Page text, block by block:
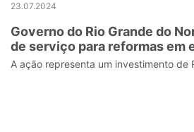
23.07.2024
Governo do Rio Grande do
de serviço para reformas em
A ação representa um investimento de